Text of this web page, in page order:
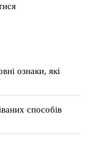
ознаки, які
способів